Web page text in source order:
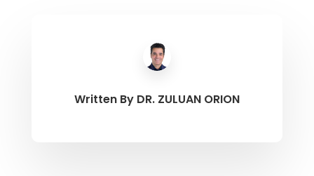
Written By DR. ZULUAN ORION